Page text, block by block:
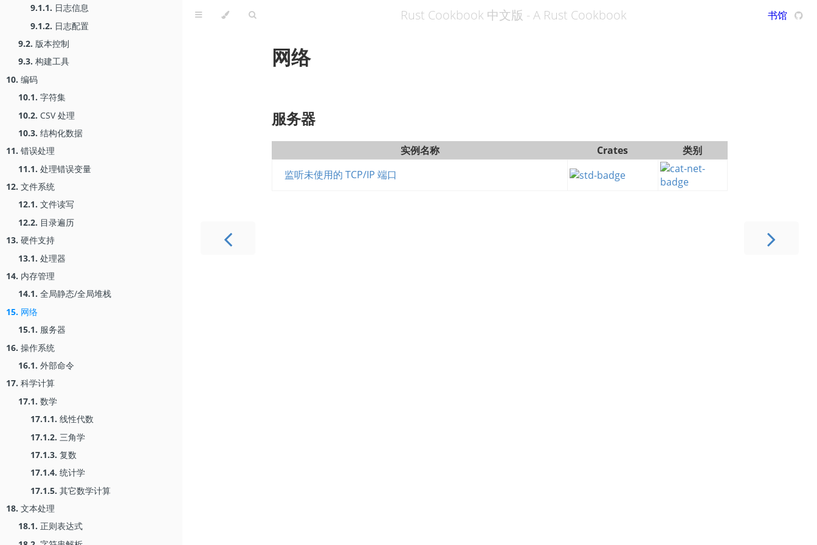
9.1.1. 日志信息
9.1.2. 日志配置
9.2. 版本控制
9.3. 构建工具
10. 编码
10.1. 字符集
10.2. CSV 处理
10.3. 结构化数据
11. 错误处理
11.1. 处理错误变量
12. 文件系统
12.1. 文件读写
12.2. 目录遍历
13. 硬件支持
13.1. 处理器
14. 内存管理
14.1. 全局静态/全局堆栈
15. 网络
15.1. 服务器
16. 操作系统
16.1. 外部命令
17. 科学计算
17.1. 数学
17.1.1. 线性代数
17.1.2. 三角学
17.1.3. 复数
17.1.4. 统计学
17.1.5. 其它数学计算
18. 文本处理
18.1. 正则表达式
Rust Cookbook 中文版 - A Rust Cookbook 书馆
网络
服务器
实例名称 Crates
类别
监听未使用的 TCP/IP 端口